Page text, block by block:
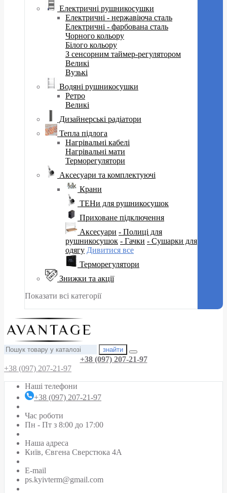
Електричні рушникосушки
Електричні - нержавіюча сталь
Електричні - фарбована сталь
Чорного кольору
Білого кольору
З сенсорним таймер-регулятором
Великі
Вузькі
Водяні рушникосушки
Ретро
Великі
Дизайнерські радіатори
Тепла підлога
Нагрівальні кабелі
Нагрівальні мати
Терморегулятори
Аксесуари та комплектуючі
Крани
ТЕНи для рушникосушок
Приховане підключення
Аксесуари - Полиці для
рушникосушок - Гачки - Сушарки для
одягу Дивитися все
Терморегулятори
Знижки та акції
Показати всі категорії
знайти
+38 (097) 207-21-97
+38 (097) 207-21-97
Наші телефони
+38 (097) 207-21-97
Час роботи
Пн - Пт з 8:00 до 17:00
Наша адреса
Київ, Євгена Сверстюка 4А
E-mail
ps.kyivterm@gmail.com